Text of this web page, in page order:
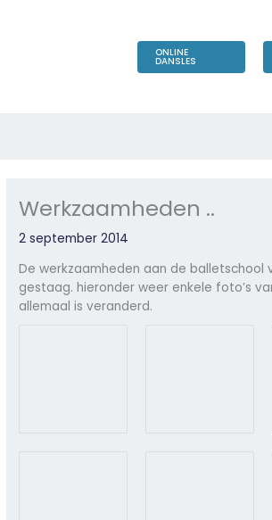
ONLINE
DANSLES
Werkzaamheden ..
2 september 2014
De werkzaamheden aan de balletschool
gestaag. hieronder weer enkele foto’s
allemaal is veranderd.